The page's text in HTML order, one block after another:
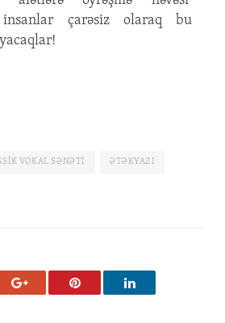
çarəsiz olaraq bu
VOKAL SƏNƏTI ƏTƏKYAZI
Google+ Pinterest LinkedIn